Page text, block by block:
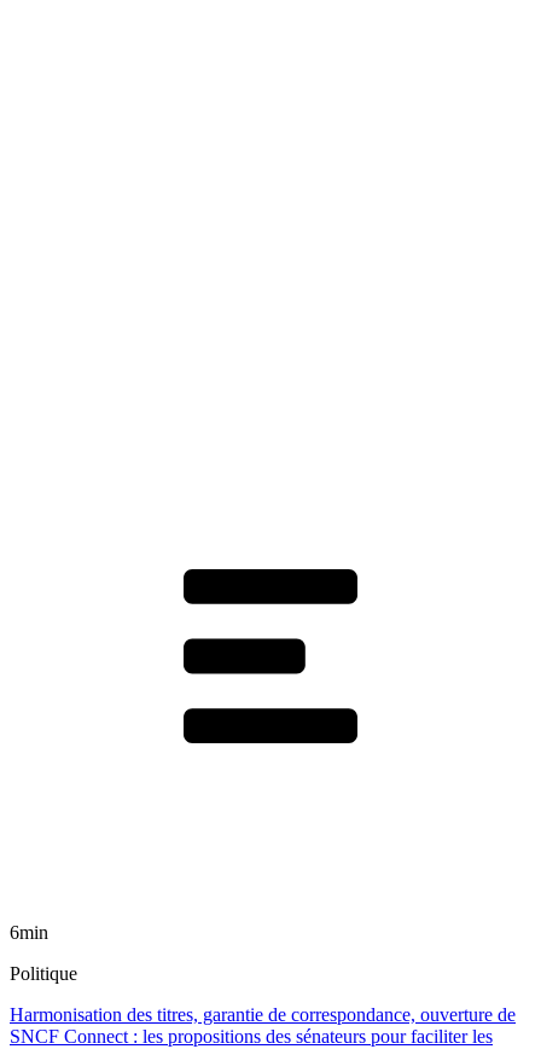
6min
Politique
Harmonisation des titres, garantie de correspondance, ouverture de
SNCF Connect : les propositions des sénateurs pour faciliter les